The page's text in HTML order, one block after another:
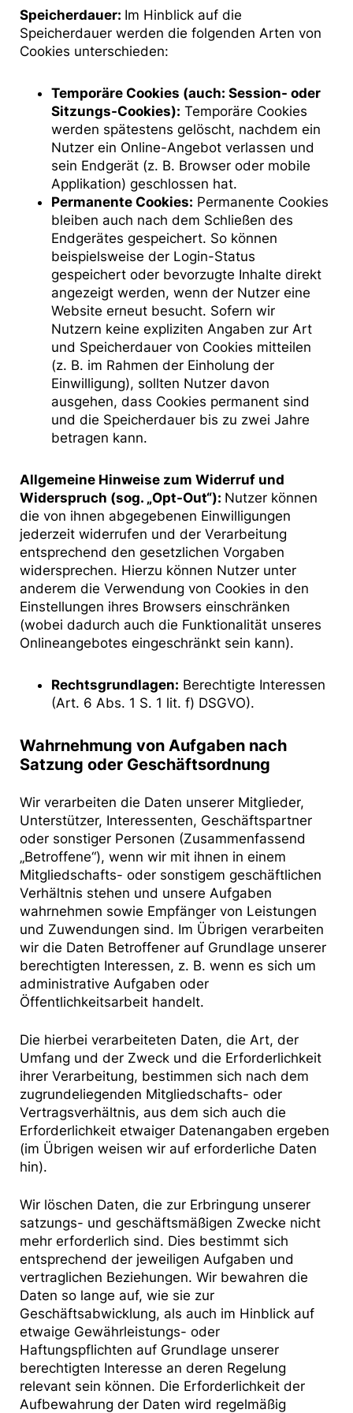
Speicherdauer: Im Hinblick auf die
Speicherdauer werden die folgenden Arten von
Cookies unterschieden:
Temporäre Cookies (auch: Session- oder
Sitzungs-Cookies): Temporäre Cookies
werden spätestens gelöscht, nachdem ein
Nutzer ein Online-Angebot verlassen und
sein Endgerät (z. B. Browser oder mobile
Applikation) geschlossen hat.
Permanente Cookies: Permanente Cookies
bleiben auch nach dem Schließen des
Endgerätes gespeichert. So können
beispielsweise der Login-Status
gespeichert oder bevorzugte Inhalte direkt
angezeigt werden, wenn der Nutzer eine
Website erneut besucht. Sofern wir
Nutzern keine expliziten Angaben zur Art
und Speicherdauer von Cookies mitteilen
(z. B. im Rahmen der Einholung der
Einwilligung), sollten Nutzer davon
ausgehen, dass Cookies permanent sind
und die Speicherdauer bis zu zwei Jahre
betragen kann.
Allgemeine Hinweise zum Widerruf und
Widerspruch (sog. „Opt-Out“): Nutzer können
die von ihnen abgegebenen Einwilligungen
jederzeit widerrufen und der Verarbeitung
entsprechend den gesetzlichen Vorgaben
widersprechen. Hierzu können Nutzer unter
anderem die Verwendung von Cookies in den
Einstellungen ihres Browsers einschränken
(wobei dadurch auch die Funktionalität unseres
Onlineangebotes eingeschränkt sein kann).
Rechtsgrundlagen: Berechtigte Interessen
(Art. 6 Abs. 1 S. 1 lit. f) DSGVO).
Wahrnehmung von Aufgaben nach
Satzung oder Geschäftsordnung
Wir verarbeiten die Daten unserer Mitglieder,
Unterstützer, Interessenten, Geschäftspartner
oder sonstiger Personen (Zusammenfassend
„Betroffene“), wenn wir mit ihnen in einem
Mitgliedschafts- oder sonstigem geschäftlichen
Verhältnis stehen und unsere Aufgaben
wahrnehmen sowie Empfänger von Leistungen
und Zuwendungen sind. Im Übrigen verarbeiten
wir die Daten Betroffener auf Grundlage unserer
berechtigten Interessen, z. B. wenn es sich um
administrative Aufgaben oder
Öffentlichkeitsarbeit handelt.
Die hierbei verarbeiteten Daten, die Art, der
Umfang und der Zweck und die Erforderlichkeit
ihrer Verarbeitung, bestimmen sich nach dem
zugrundeliegenden Mitgliedschafts- oder
Vertragsverhältnis, aus dem sich auch die
Erforderlichkeit etwaiger Datenangaben ergeben
(im Übrigen weisen wir auf erforderliche Daten
hin).
Wir löschen Daten, die zur Erbringung unserer
satzungs- und geschäftsmäßigen Zwecke nicht
mehr erforderlich sind. Dies bestimmt sich
entsprechend der jeweiligen Aufgaben und
vertraglichen Beziehungen. Wir bewahren die
Daten so lange auf, wie sie zur
Geschäftsabwicklung, als auch im Hinblick auf
etwaige Gewährleistungs- oder
Haftungspflichten auf Grundlage unserer
berechtigten Interesse an deren Regelung
relevant sein können. Die Erforderlichkeit der
Aufbewahrung der Daten wird regelmäßig